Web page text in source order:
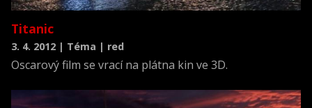
Titanic
3. 4. 2012 | Téma | red
Oscarový film se vrací na plátna kin ve 3D.